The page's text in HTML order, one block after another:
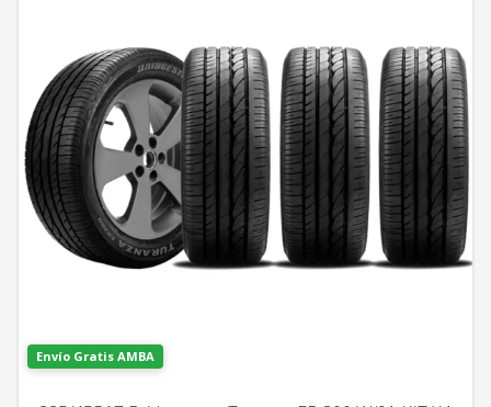
Envío Gratis AMBA